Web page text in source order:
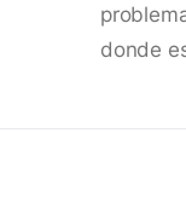
donde